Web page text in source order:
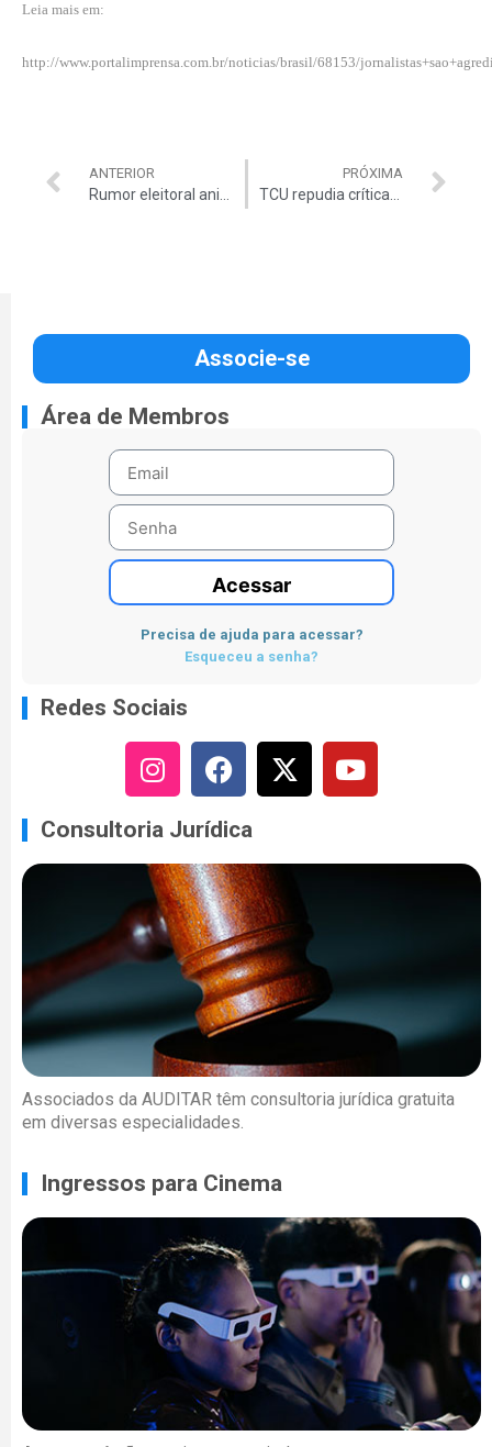
Leia mais em:
http://www.portalimprensa.com.br/noticias/brasil/68153/
ANTERIOR PRÓXIMA
Associe-se
Área de Membros
Acessar
Precisa de ajuda para acessar?
Esqueceu a senha?
Redes Sociais
Consultoria Jurídica
Associados da AUDITAR têm consultoria jurídica gratuita
em diversas especialidades.
Ingressos para Cinema